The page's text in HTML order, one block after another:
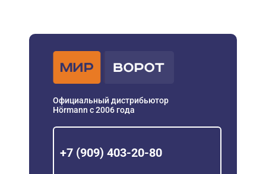
Официальный дистрибьютор
Hörmann с 2006 года
+7 (909) 403-20-80